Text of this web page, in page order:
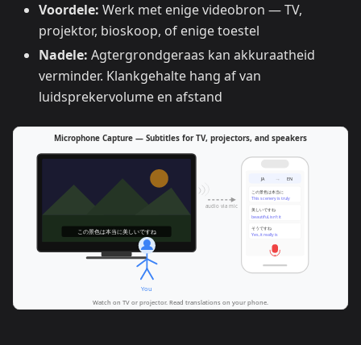
Voordele: Werk met enige videobron — TV,
projektor, bioskoop, of enige toestel
Nadele: Agtergrondgeraas kan akkuraatheid
verminder. Klankgehalte hang af van
luidsprekervolume en afstand